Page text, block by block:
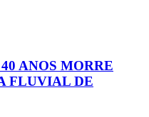
ANOS MORRE
FLUVIAL DE